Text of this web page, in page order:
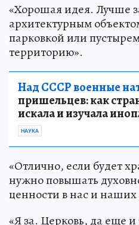
«Хорошая идея. Лучше
архитектурным
парковкой или
территорию».
Над СССР военные
пришельцев: как
искала и изучала
НАУКА
«Отлично, если будет
нужно повышать
ценности в нас и наших
«Я за. Церковь, да еще